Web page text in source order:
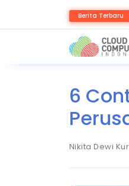
Berita Terbaru
6
Nikita Dewi